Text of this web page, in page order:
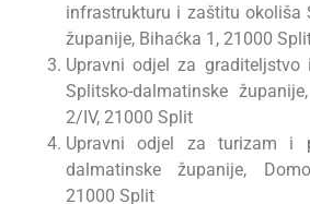
infrastrukturu i zaštitu okoliša
županije, Bihaćka 1, 21000
Upravni odjel za graditeljstvo
Splitsko-dalmatinske
2/IV, 21000 Split
Upravni odjel za turizam i
dalmatinske županije,
21000 Split